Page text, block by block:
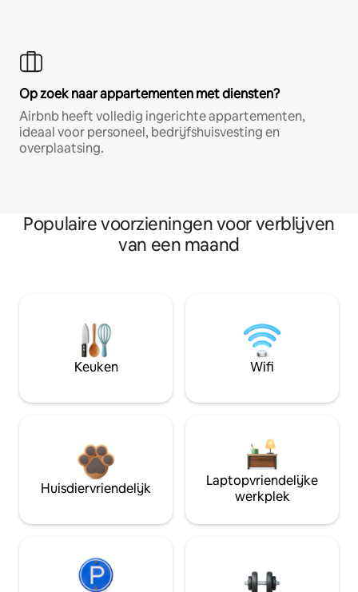
Op zoek naar appartementen met diensten?
Airbnb heeft volledig ingerichte appartementen,
ideaal voor personeel, bedrijfshuisvesting en
overplaatsing.
Populaire voorzieningen voor verblijven
van een maand
Keuken Wifi
Huisdiervriendelijk
Laptopvriendelijke
werkplek